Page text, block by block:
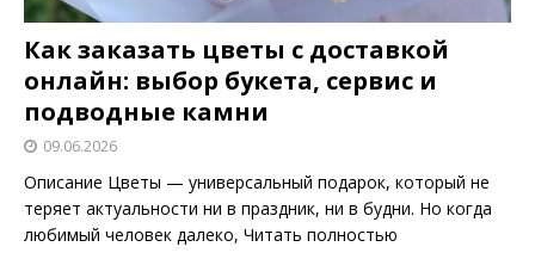
Как заказать цветы с доставкой
онлайн: выбор букета, сервис и
подводные камни
09.06.2026
Описание Цветы — универсальный подарок, который не
теряет актуальности ни в праздник, ни в будни. Но когда
любимый человек далеко, Читать полностью